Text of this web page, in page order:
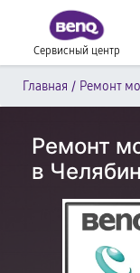
Сервисный центр
Главная / Ремонт
Ремонт
в